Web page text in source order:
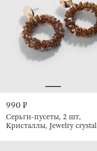
990 ₽
Серьги-пусеты, 2 шт,
Кристаллы, Jewelry crystal